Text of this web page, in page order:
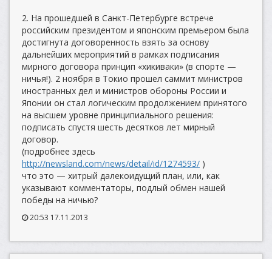
2. На прошедшей в Санкт-Петербурге встрече
российским президентом и японским премьером была
достигнута договоренность взять за основу
дальнейших мероприятий в рамках подписания
мирного договора принцип «хикиваки» (в спорте —
ничья!). 2 ноября в Токио прошел саммит министров
иностранных дел и министров обороны России и
Японии он стал логическим продолжением принятого
на высшем уровне принципиального решения:
подписать спустя шесть десятков лет мирный
договор.
(подробнее здесь
http://newsland.com/news/detail/id/1274593/ )
что это — хитрый далекоидущий план, или, как
указывают комментаторы, подлый обмен нашей
победы на ничью?
20:53 17.11.2013